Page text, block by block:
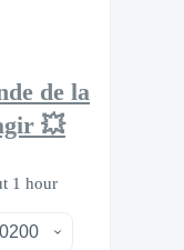
de la
💥
1 hour